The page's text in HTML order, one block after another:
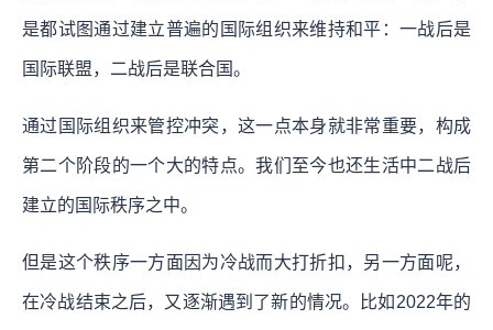
是都试图通过建立普遍的国际组织来维持和平：一战后是
国际联盟，二战后是联合国。
通过国际组织来管控冲突，这一点本身就非常重要，构成
第二个阶段的一个大的特点。我们至今也还生活中二战后
建立的国际秩序之中。
但是这个秩序一方面因为冷战而大打折扣，另一方面呢，
在冷战结束之后，又逐渐遇到了新的情况。比如2022年的